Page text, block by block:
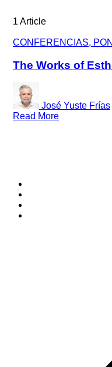
1 Article
CONFERENCIAS,
The Works of
José Yuste Frías
Read More